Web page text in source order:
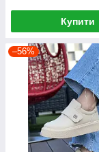
Купити
–56%